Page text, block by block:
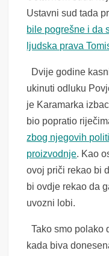
Ustavni sud tada
bile pogrešne i da
ljudska prava
Dvije godine
ukinuti odluku
je Karamarka
bio popratio
zbog njegovih
proizvodnje. Kao
ovoj priči rekao bi
bi ovdje rekao da
uvozni lobi.
Tako smo polako
kada biva